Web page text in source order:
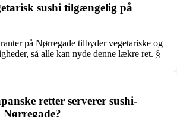
sushi tilgængelig på
på Nørregade tilbyder vegetariske og
så alle kan nyde denne lækre ret. §
retter serverer sushi-